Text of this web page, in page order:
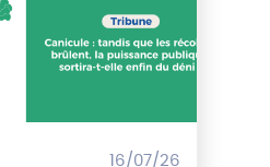
16/07/26